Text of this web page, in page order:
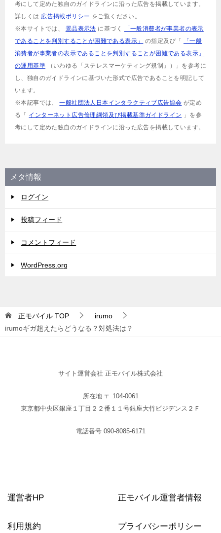
考にして定めた独自のガイドラインに沿った広告を掲載しています。
詳しくは 広告掲載ポリシー をご覧ください。
※本サイトでは、
景品表示法 に基づく
「一般消費者が事業者の表示
であることを判別することが困難である表示」
の指定及び「
「一般
消費者が事業者の表示であることを判別することが困難である表示」
の運用基準
（いわゆる「ステレスマーケティング規制」）」を参考に
し、独自のガイドラインに基づいた形式で広告であることを明記して
います。
※本記事では、
一般社団法人日本インタラクティブ広告協会 が定め
る「
インターネット広告倫理綱領及び掲載基準ガイドライン
」を参
考にして定めた独自のガイドラインに沿った広告を掲載しています。
メタ情報
ログイン
投稿フィード
コメントフィード
WordPress.org
正モバイル TOP
irumo
irumoギガ超えたらどうなる？対処法は？
サイト運営会社 正モバイル株式会社
所在地 〒 104-0061
東京都中央区銀座１丁目２２番１１号銀座大竹ビジデンス２Ｆ
電話番号 090-8085-6171
運営者HP 正モバイル運営者情報
利用規約 プライバシーポリシー